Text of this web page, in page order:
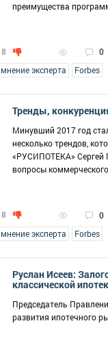
преимущества
8 0
мнение эксперта Forbes
Тренды,
Минувший 2017 год
несколько трендов,
«РУСИПОТЕКА» Сергей
вопросы
8 0
мнение эксперта Forbes
Руслан Исеев:
классической
Председатель
развития ипотечного